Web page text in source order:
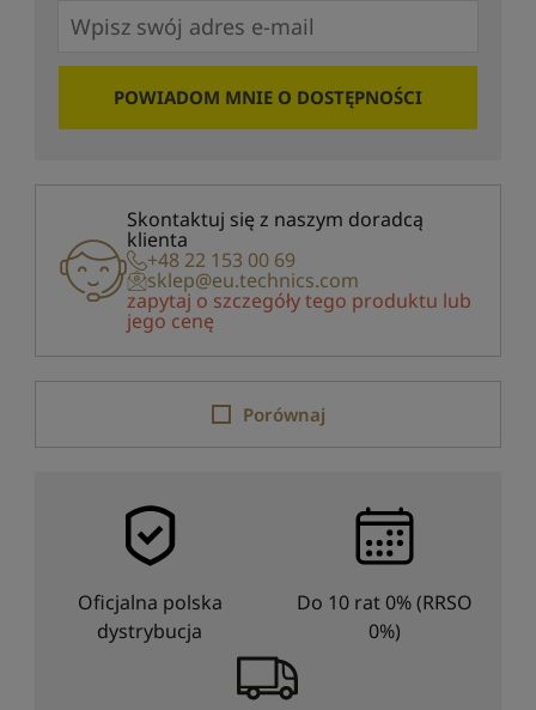
POWIADOM MNIE O DOSTĘPNOŚCI
Skontaktuj się z naszym doradcą
klienta
+48 22 153 00 69
sklep@eu.technics.com
zapytaj o szczegóły tego produktu lub
jego cenę
Porównaj
Oficjalna polska
dystrybucja
Do 10 rat 0% (RRSO
0%)